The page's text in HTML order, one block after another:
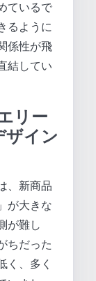
ているで
るように
係性が飛
結してい
リー
ザイン
、新商品
が大きな
が難し
ちだった
く、多く